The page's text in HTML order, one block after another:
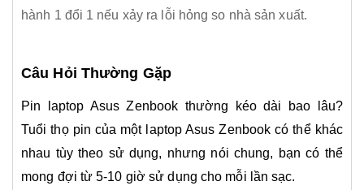
hành 1 đổi 1 nếu xảy ra lỗi hỏng so nhà sản xuất.
Câu Hỏi Thường Gặp
Pin laptop Asus Zenbook thường kéo dài bao lâu?
Tuổi thọ pin của một laptop Asus Zenbook có thể khác
nhau tùy theo sử dụng, nhưng nói chung, bạn có thể
mong đợi từ 5-10 giờ sử dụng cho mỗi lần sạc.